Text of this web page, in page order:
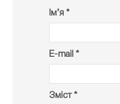
Ім’я *
E-mail *
Зміст *